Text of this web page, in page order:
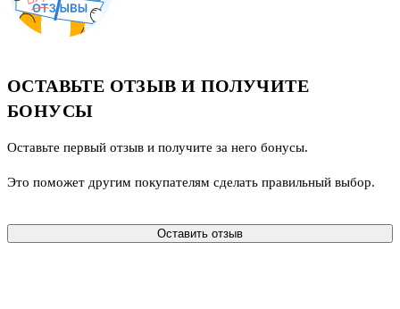
ОСТАВЬТЕ ОТЗЫВ И ПОЛУЧИТЕ
БОНУСЫ
Оставьте первый отзыв и получите за него бонусы.
Это поможет другим покупателям сделать правильный выбор.
Оставить отзыв